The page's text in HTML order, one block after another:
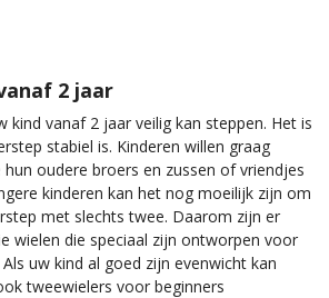
2 jaar
kind vanaf 2 jaar veilig kan steppen. Het is
stabiel is. Kinderen willen graag
oudere broers en zussen of vriendjes
kinderen kan het nog moeilijk zijn om
met slechts twee. Daarom zijn er
wielen die speciaal zijn ontworpen voor
uw kind al goed zijn evenwicht kan
tweewielers voor beginners